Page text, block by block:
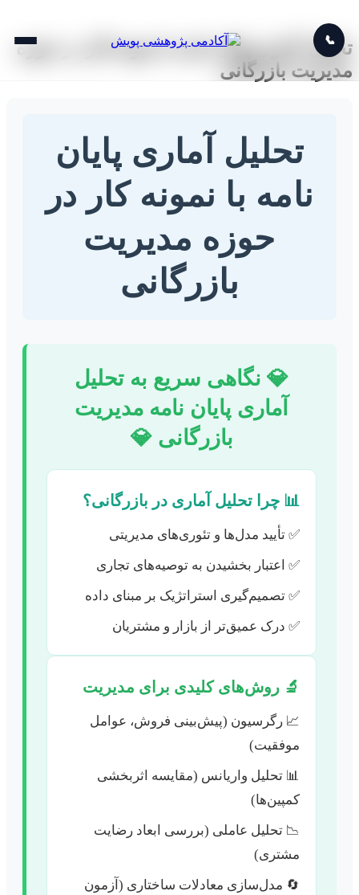
📞
تحلیل آماری پایان نامه با نمونه کار در حوزه
مدیریت بازرگانی
تحلیل آماری پایان
نامه با نمونه کار در
حوزه مدیریت
بازرگانی
💎 نگاهی سریع به تحلیل
آماری پایان نامه مدیریت
بازرگانی 💎
📊 چرا تحلیل آماری در بازرگانی؟
✅ تأیید مدل‌ها و تئوری‌های مدیریتی
✅ اعتبار بخشیدن به توصیه‌های تجاری
✅ تصمیم‌گیری استراتژیک بر مبنای داده
✅ درک عمیق‌تر از بازار و مشتریان
🔬 روش‌های کلیدی برای مدیریت
📈 رگرسیون (پیش‌بینی فروش، عوامل
موفقیت)
📊 تحلیل واریانس (مقایسه اثربخشی
کمپین‌ها)
📉 تحلیل عاملی (بررسی ابعاد رضایت
مشتری)
🔄 مدل‌سازی معادلات ساختاری (آزمون